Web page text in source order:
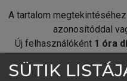
A tartalom
azonosítóddal
Új felhasználóként 1 óra
SÜTIK